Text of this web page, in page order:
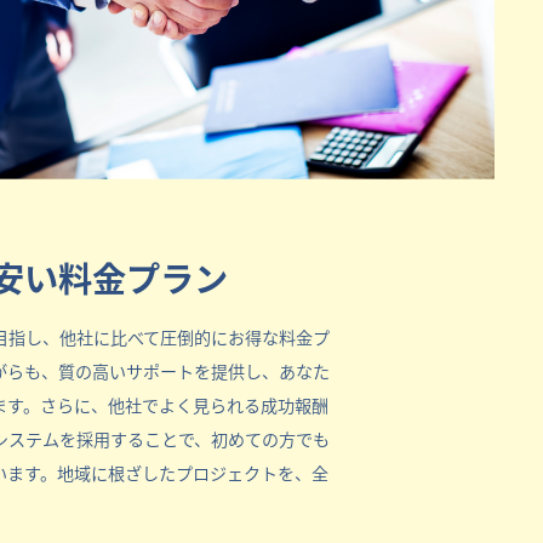
い料金プラン
し、他社に比べて圧倒的にお得な料金プ
も、質の高いサポートを提供し、あなた
。さらに、他社でよく見られる成功報酬
テムを採用することで、初めての方でも
す。地域に根ざしたプロジェクトを、全